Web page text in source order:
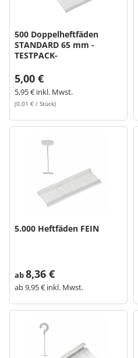
500 Doppelheftfäden
STANDARD 65 mm -
TESTPACK-
5,00 €
5,95 € inkl. Mwst.
(0,01 € / Stück)
5.000 Heftfäden FEIN
ab8,36 €
ab9,95 € inkl. Mwst.